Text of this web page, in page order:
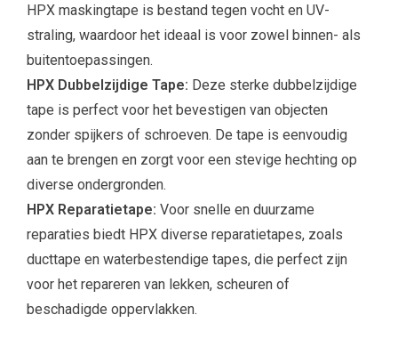
HPX maskingtape is bestand tegen vocht en UV-
straling, waardoor het ideaal is voor zowel binnen- als
buitentoepassingen.
HPX Dubbelzijdige Tape: Deze sterke dubbelzijdige
tape is perfect voor het bevestigen van objecten
zonder spijkers of schroeven. De tape is eenvoudig
aan te brengen en zorgt voor een stevige hechting op
diverse ondergronden.
HPX Reparatietape: Voor snelle en duurzame
reparaties biedt HPX diverse reparatietapes, zoals
ducttape en waterbestendige tapes, die perfect zijn
voor het repareren van lekken, scheuren of
beschadigde oppervlakken.